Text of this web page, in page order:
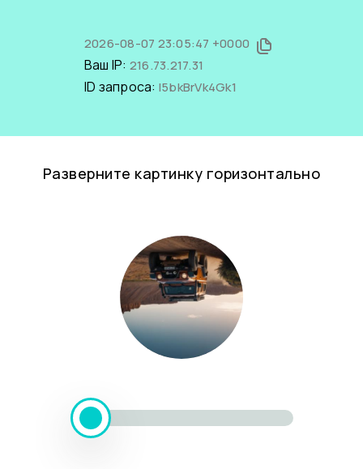
2026-08-07 23:05:47 +0000
Ваш IP: 216.73.217.31
ID запроса: l5bkBrVk4Gk1
Разверните картинку горизонтально